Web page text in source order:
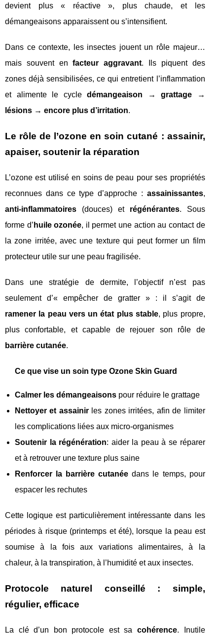
devient plus « réactive », plus chaude, et les
démangeaisons apparaissent ou s’intensifient.
Dans ce contexte, les insectes jouent un rôle majeur…
mais souvent enfacteur aggravant. Ils piquent des
zones déjà sensibilisées, ce qui entretient l’inflammation
et alimente le cycledémangeaison → grattage →
lésions → encore plus d’irritation.
Le rôle de l’ozone en soin cutané : assainir,
apaiser, soutenir la réparation
L’ozone est utilisé en soins de peau pour ses propriétés
reconnues dans ce type d’approche : assainissantes,
anti-inflammatoires (douces) et régénérantes. Sous
forme d’ huile ozonée, il permet une action au contact de
la zone irritée, avec une texture qui peut former un film
protecteur utile sur une peau fragilisée.
Dans une stratégie de dermite, l’objectif n’est pas
seulement d’« empêcher de gratter » : il s’agit de
ramener la peau vers un état plus stable, plus propre,
plus confortable, et capable de rejouer son rôle de
barrière cutanée.
Ce que vise un soin type Ozone Skin Guard
Calmer les démangeaisons pour réduire le grattage
Nettoyer et assainirles zones irritées, afin de limiter
les complications liées aux micro-organismes
Soutenir la régénération: aider la peau à se réparer
et à retrouver une texture plus saine
Renforcer la barrière cutanée dans le temps, pour
espacer les rechutes
Cette logique est particulièrement intéressante dans les
périodes à risque (printemps et été), lorsque la peau est
soumise à la fois aux variations alimentaires, à la
chaleur, à la transpiration, à l’humidité et aux insectes.
Protocole naturel conseillé : simple,
régulier, efficace
La clé d’un bon protocole est sacohérence. Inutile